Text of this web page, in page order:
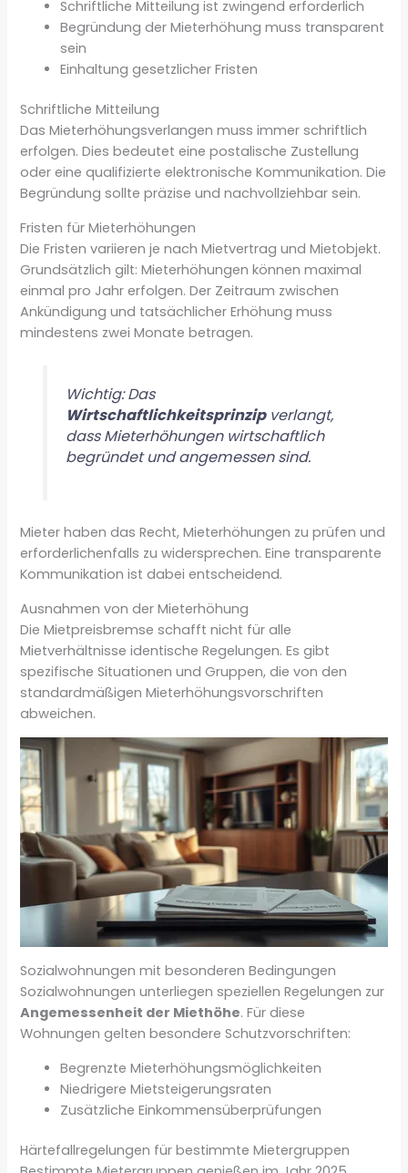
Schriftliche Mitteilung ist zwingend erforderlich
Begründung der Mieterhöhung muss transparent
sein
Einhaltung gesetzlicher Fristen
Schriftliche Mitteilung
Das Mieterhöhungsverlangen muss immer schriftlich
erfolgen. Dies bedeutet eine postalische Zustellung
oder eine qualifizierte elektronische Kommunikation. Die
Begründung sollte präzise und nachvollziehbar sein.
Fristen für Mieterhöhungen
Die Fristen variieren je nach Mietvertrag und Mietobjekt.
Grundsätzlich gilt: Mieterhöhungen können maximal
einmal pro Jahr erfolgen. Der Zeitraum zwischen
Ankündigung und tatsächlicher Erhöhung muss
mindestens zwei Monate betragen.
Wichtig: Das
Wirtschaftlichkeitsprinzipverlangt,
dass Mieterhöhungen wirtschaftlich
begründet und angemessen sind.
Mieter haben das Recht, Mieterhöhungen zu prüfen und
erforderlichenfalls zu widersprechen. Eine transparente
Kommunikation ist dabei entscheidend.
Ausnahmen von der Mieterhöhung
Die Mietpreisbremse schafft nicht für alle
Mietverhältnisse identische Regelungen. Es gibt
spezifische Situationen und Gruppen, die von den
standardmäßigen Mieterhöhungsvorschriften
abweichen.
Sozialwohnungen mit besonderen Bedingungen
Sozialwohnungen unterliegen speziellen Regelungen zur
Angemessenheit der Miethöhe. Für diese
Wohnungen gelten besondere Schutzvorschriften:
Begrenzte Mieterhöhungsmöglichkeiten
Niedrigere Mietsteigerungsraten
Zusätzliche Einkommensüberprüfungen
Härtefallregelungen für bestimmte Mietergruppen